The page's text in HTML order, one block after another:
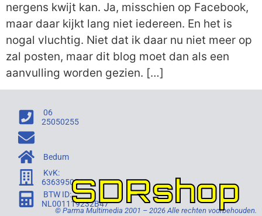
nergens kwijt kan. Ja, misschien op Facebook,
maar daar kijkt lang niet iedereen. En het is
nogal vluchtig. Niet dat ik daar nu niet meer op
zal posten, maar dit blog moet dan als een
aanvulling worden gezien. […]
06
25050255
Bedum
KvK:
63639505
BTW ID:
NL001119232B47
© Parma Multimedia 2001 – 2026 Alle rechten voorbehouden.
SDRshop